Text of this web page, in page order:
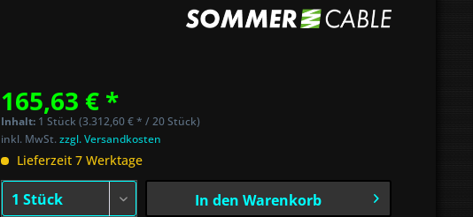
165,63 € *
Inhalt: 1 Stück (3.312,60 € * / 20 Stück)
inkl. MwSt.zzgl. Versandkosten
Lieferzeit 7 Werktage
In den Warenkorb